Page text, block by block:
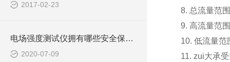
2017-02-23
电场强度测试仪拥有哪些安全保护功能？
2020-07-09
8. 总流量范
9. 高流量范
10. 低流量范
11. zui大承